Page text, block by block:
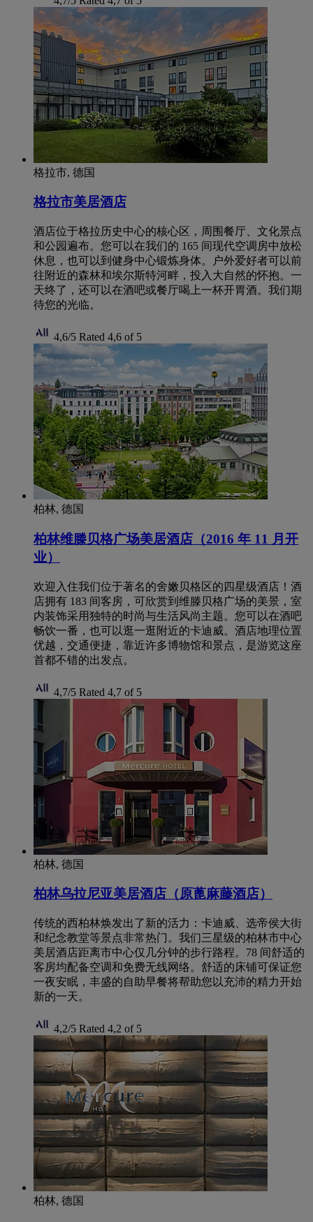
格拉市, 德国
格拉市美居酒店
酒店位于格拉历史中心的核心区，周围餐厅、文化景点
和公园遍布。您可以在我们的 165 间现代空调房中放松
休息，也可以到健身中心锻炼身体。户外爱好者可以前
往附近的森林和埃尔斯特河畔，投入大自然的怀抱。一
天终了，还可以在酒吧或餐厅喝上一杯开胃酒。我们期
待您的光临。
4,6/5 Rated 4,6 of 5
柏林, 德国
柏林维滕贝格广场美居酒店（2016 年 11 月开
业）
欢迎入住我们位于著名的舍嫩贝格区的四星级酒店！酒
店拥有 183 间客房，可欣赏到维滕贝格广场的美景，室
内装饰采用独特的时尚与生活风尚主题。您可以在酒吧
畅饮一番，也可以逛一逛附近的卡迪威。酒店地理位置
优越，交通便捷，靠近许多博物馆和景点，是游览这座
首都不错的出发点。
4,7/5 Rated 4,7 of 5
柏林, 德国
柏林乌拉尼亚美居酒店（原蓖麻藤酒店）
传统的西柏林焕发出了新的活力：卡迪威、选帝侯大街
和纪念教堂等景点非常热门。我们三星级的柏林市中心
美居酒店距离市中心仅几分钟的步行路程。78 间舒适的
客房均配备空调和免费无线网络。舒适的床铺可保证您
一夜安眠，丰盛的自助早餐将帮助您以充沛的精力开始
新的一天。
4,2/5 Rated 4,2 of 5
柏林, 德国